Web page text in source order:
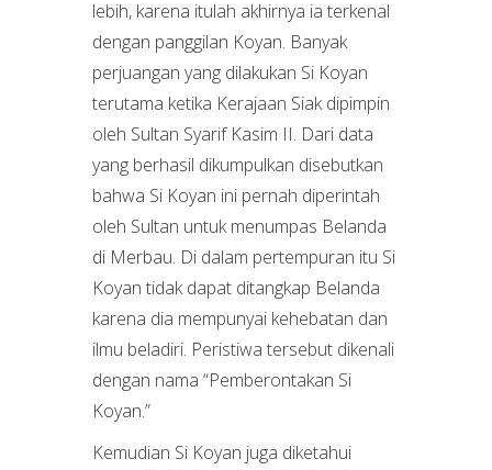
lebih, karena itulah akhirnya ia terkenal
dengan panggilan Koyan. Banyak
perjuangan yang dilakukan Si Koyan
terutama ketika Kerajaan Siak dipimpin
oleh Sultan Syarif Kasim II. Dari data
yang berhasil dikumpulkan disebutkan
bahwa Si Koyan ini pernah diperintah
oleh Sultan untuk menumpas Belanda
di Merbau. Di dalam pertempuran itu Si
Koyan tidak dapat ditangkap Belanda
karena dia mempunyai kehebatan dan
ilmu beladiri. Peristiwa tersebut dikenali
dengan nama “Pemberontakan Si
Koyan.”
Kemudian Si Koyan juga diketahui